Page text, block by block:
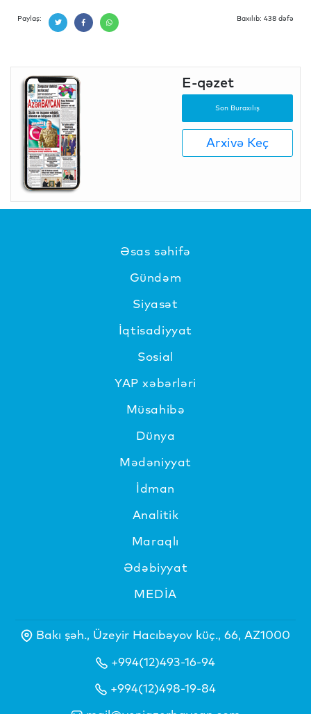
Paylaş: Baxılıb: 438 dəfə
E-qəzet
Son Buraxılış
Arxivə Keç
Əsas səhifə
Gündəm
Siyasət
İqtisadiyyat
Sosial
YAP xəbərləri
Müsahibə
Dünya
Mədəniyyat
İdman
Analitik
Maraqlı
Ədəbiyyat
MEDİA
Bakı şəh., Üzeyir Hacıbəyov küç., 66, AZ1000
+994(12)493-16-94
+994(12)498-19-84